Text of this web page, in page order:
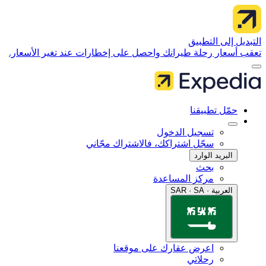
إلى التطبيق
رحلة طيرانك واحصل على إخطارات عند تغير الأسعار.
تطبيقنا
تسجيل الدخول
سجّل اشتراكك، فالاشتراك مجّاني
البريد الوارد
مركز المساعدة
اعرض عقارك على موقعنا
رحلاتي